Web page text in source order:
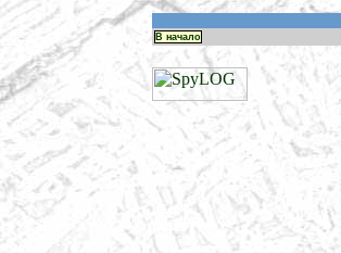
В начало